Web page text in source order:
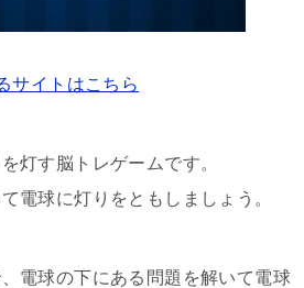
サイトはこちら
灯す脳トレゲームです。
電球に灯りをともしましょう。
電球の下にある問題を解いて電球